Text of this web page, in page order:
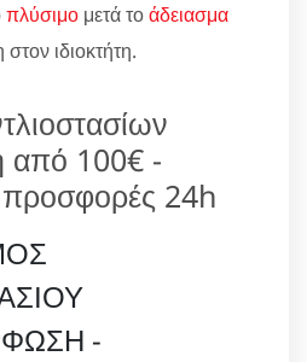
πλύσιμο μετά τοάδειασμα
ιδιοκτήτη.
από 100€ -
24h
-